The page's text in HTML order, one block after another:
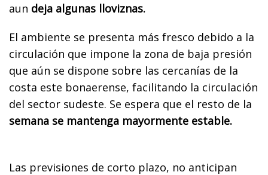
aun deja algunas lloviznas.
El ambiente se presenta más fresco debido a la
circulación que impone la zona de baja presión
que aún se dispone sobre las cercanías de la
costa este bonaerense, facilitando la circulación
del sector sudeste. Se espera que el resto de la
semana se mantenga mayormente estable.
Las previsiones de corto plazo, no anticipan